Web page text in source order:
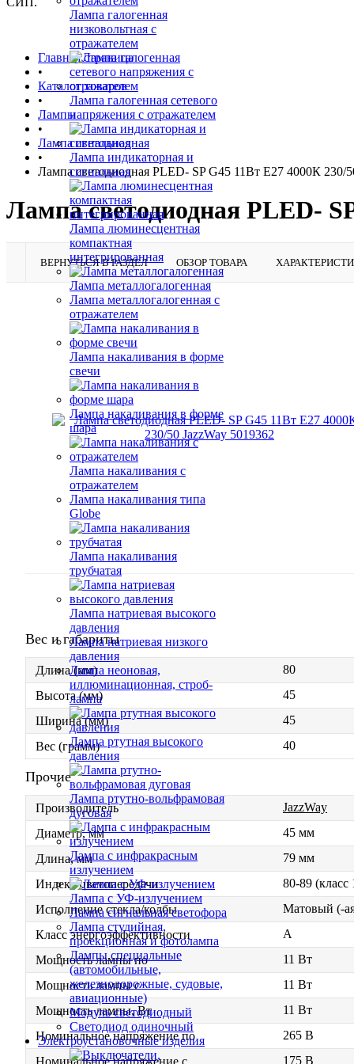
Лампа галогенная
низковольтная с
отражателем
Лампа галогенная сетевого
напряжения с отражателем
Лампа индикаторная и
сигнальная
Лампа люминесцентная
компактная
интегрированная
Лампа металлогалогенная
Лампа металлогалогенная с
отражателем
Лампа накаливания в форме
свечи
Лампа накаливания в форме
шара
Лампа накаливания с
отражателем
Лампа накаливания типа
Globe
Лампа накаливания
трубчатая
Лампа натриевая высокого
давления
Лампа натриевая низкого
давления
Лампа неоновая,
иллюминационная, строб-
лампа
Лампа ртутная высокого
давления
Лампа ртутно-вольфрамовая
дуговая
Лампа с инфракрасным
излучением
Лампа с УФ-излучением
Лампа сигнальная светофора
Лампа студийная,
проекционная и фотолампа
Лампы специальные
(автомобильные,
железнодорожные, судовые,
авиационные)
Модуль светодиодный
Светодиод одиночный
Электроустановочные изделия
Главная страница
•
Каталог товаров
•
Лампы
•
Лампа светодиодная
•
Лампа светодиодная PLED- SP G45 11Вт E27 4000К 230/
Лампа светодиодная PLED-
ВЕРНУТЬСЯ В РАЗДЕЛ ОБЗОР ТОВАРА
Вес и габариты
Длина (мм)
80
Высота (мм)
45
Ширина (мм)
45
Вес (грамм)
40
Прочие
Производитель
JazzWay
Диаметр, мм
45 мм
Длина, мм
79 мм
Индекс цветопередачи
80-89 (класс
Исполнение стекла/колбы
Матовый (-
Класс энергоэффективности
A
Мощность лампы по
11 Вт
Мощность лампы с
11 Вт
Мощность лампы, Вт
11 Вт
Номинальное напряжение по
265 В
175 В